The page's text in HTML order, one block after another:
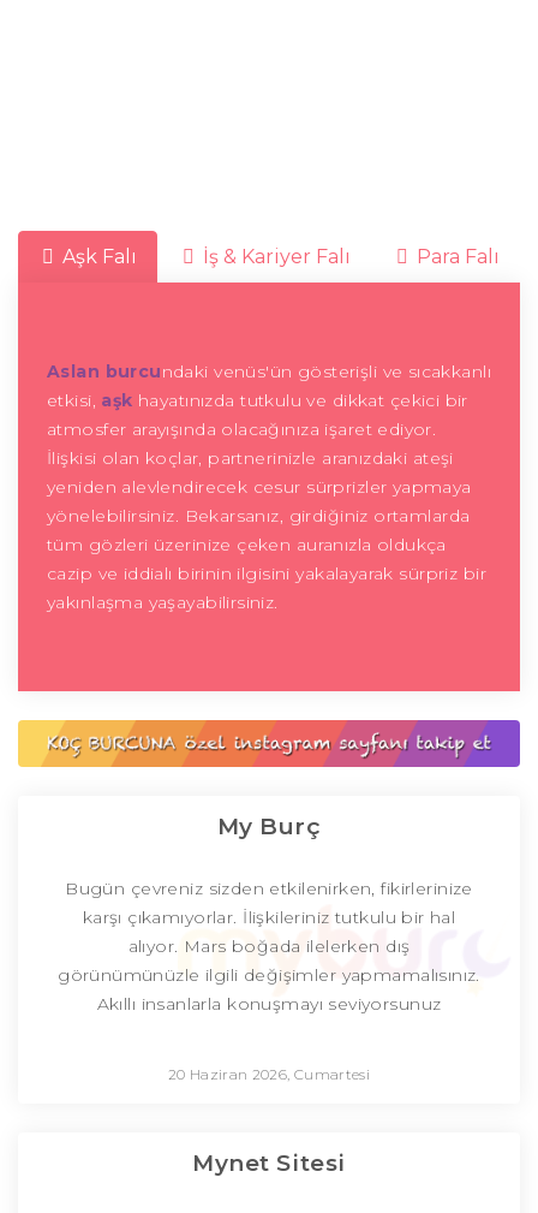
Aşk Falı İş & Kariyer Falı Para Falı
Aslan burcundaki venüs'ün gösterişli ve sıcakkanlı
etkisi, aşk hayatınızda tutkulu ve dikkat çekici bir
atmosfer arayışında olacağınıza işaret ediyor.
İlişkisi olan koçlar, partnerinizle aranızdaki ateşi
yeniden alevlendirecek cesur sürprizler yapmaya
yönelebilirsiniz. Bekarsanız, girdiğiniz ortamlarda
tüm gözleri üzerinize çeken auranızla oldukça
cazip ve iddialı birinin ilgisini yakalayarak sürpriz bir
yakınlaşma yaşayabilirsiniz.
My Burç
Bugün çevreniz sizden etkilenirken, fikirlerinize
karşı çıkamıyorlar. İlişkileriniz tutkulu bir hal
alıyor. Mars boğada ilelerken dış
görünümünüzle ilgili değişimler yapmamalısınız.
Akıllı insanlarla konuşmayı seviyorsunuz
20 Haziran 2026, Cumartesi
Mynet Sitesi